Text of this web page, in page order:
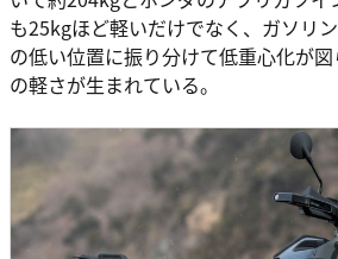
も25kgほど軽いだけでなく、ガソリ
の低い位置に振り分けて低重心化が
の軽さが生まれている。